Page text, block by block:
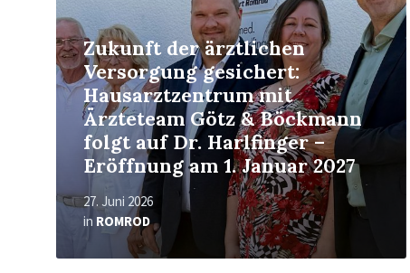
Zukunft der ärztlichen
Versorgung gesichert:
Hausarztzentrum mit
Ärzteteam Götz & Böckmann
folgt auf Dr. Harlfinger –
Eröffnung am 1. Januar 2027
27. Juni 2026
in ROMROD